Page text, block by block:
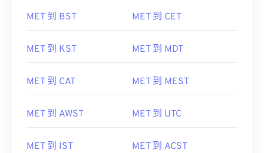
MET 到 BST MET 到 CET
MET 到 KST MET 到 MDT
MET 到 CAT MET 到 MEST
MET 到 AWST MET 到 UTC
MET 到 IST MET 到 ACST